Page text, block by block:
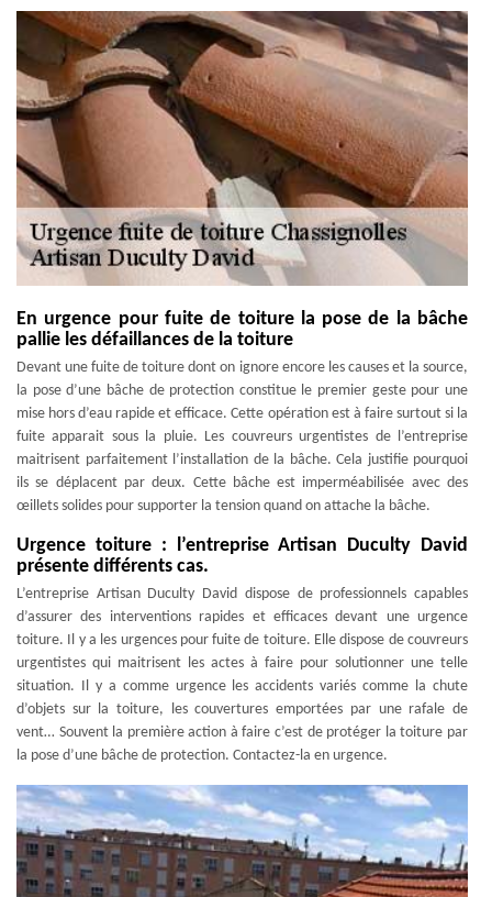
En urgence pour fuite de toiture la pose de la bâche
pallie les défaillances de la toiture
Devant une fuite de toiture dont on ignore encore les causes et la source,
la pose d’une bâche de protection constitue le premier geste pour une
mise hors d’eau rapide et efficace. Cette opération est à faire surtout si la
fuite apparait sous la pluie. Les couvreurs urgentistes de l’entreprise
maitrisent parfaitement l’installation de la bâche. Cela justifie pourquoi
ils se déplacent par deux. Cette bâche est imperméabilisée avec des
œillets solides pour supporter la tension quand on attache la bâche.
Urgence toiture : l’entreprise Artisan Duculty David
présente différents cas.
L’entreprise Artisan Duculty David dispose de professionnels capables
d’assurer des interventions rapides et efficaces devant une urgence
toiture. Il y a les urgences pour fuite de toiture. Elle dispose de couvreurs
urgentistes qui maitrisent les actes à faire pour solutionner une telle
situation. Il y a comme urgence les accidents variés comme la chute
d’objets sur la toiture, les couvertures emportées par une rafale de
vent… Souvent la première action à faire c’est de protéger la toiture par
la pose d’une bâche de protection. Contactez-la en urgence.